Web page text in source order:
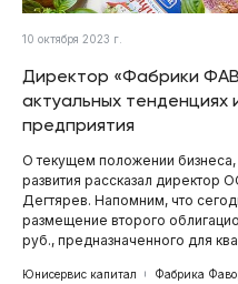
10 октября 2023 г.
Директор «Фабрики
актуальных тенденциях
предприятия
О текущем положении
развития рассказал
Дегтярев. Напомним, что
размещение второго
руб., предназначенного для
Юнисервис капитал Фабрика